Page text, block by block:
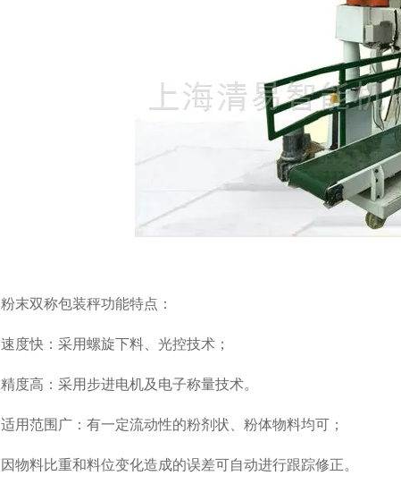
粉末双称包装秤功能特点：
速度快：采用螺旋下料、光控技术；
精度高：采用步进电机及电子称量技术。
适用范围广：有一定流动性的粉剂状、粉体物料均可；
因物料比重和料位变化造成的误差可自动进行跟踪修正。